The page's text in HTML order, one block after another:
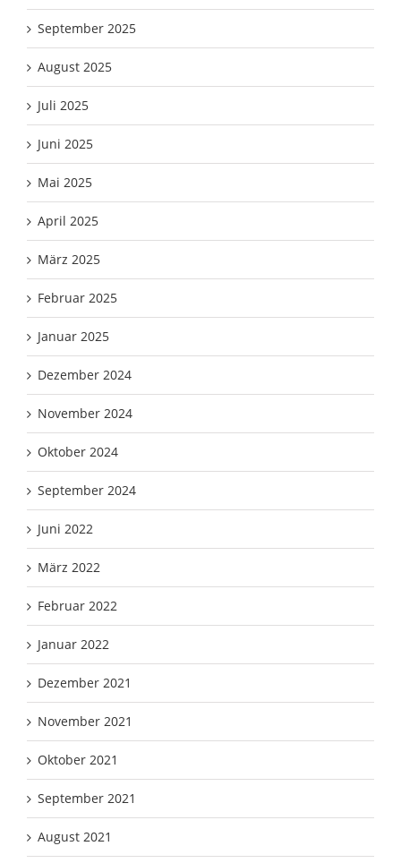
September 2025
August 2025
Juli 2025
Juni 2025
Mai 2025
April 2025
März 2025
Februar 2025
Januar 2025
Dezember 2024
November 2024
Oktober 2024
September 2024
Juni 2022
März 2022
Februar 2022
Januar 2022
Dezember 2021
November 2021
Oktober 2021
September 2021
August 2021